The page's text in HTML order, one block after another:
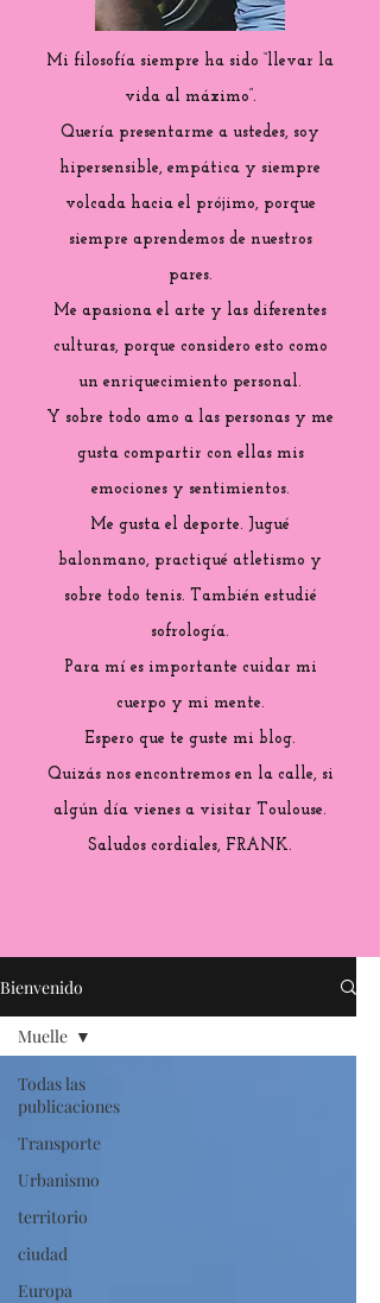
Mi filosofía siempre ha sido “llevar la
vida al máximo”.
Quería presentarme a ustedes, soy
hipersensible, empática y siempre
volcada hacia el prójimo, porque
siempre aprendemos de nuestros
pares.
Me apasiona el arte y las diferentes
culturas, porque considero esto como
un enriquecimiento personal.
Y sobre todo amo a las personas y me
gusta compartir con ellas mis
emociones y sentimientos.
Me gusta el deporte. Jugué
balonmano, practiqué atletismo y
sobre todo tenis. También estudié
sofrología.
Para mí es importante cuidar mi
cuerpo y mi mente.
Espero que te guste mi blog.
Quizás nos encontremos en la calle, si
algún día vienes a visitar Toulouse.
Saludos cordiales, FRANK.
Bienvenido
Todas las
publicaciones
Transporte
Urbanismo
territorio
ciudad
Europa
Muelle